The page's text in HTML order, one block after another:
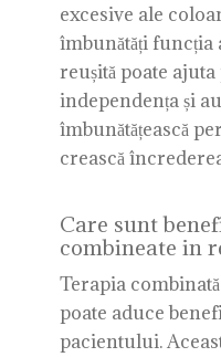
excesive ale
îmbunătăți funcția
reușită poate
independența și
îmbunătățească
crească
Care sunt
combineate in
Terapia
poate aduce
pacientului.